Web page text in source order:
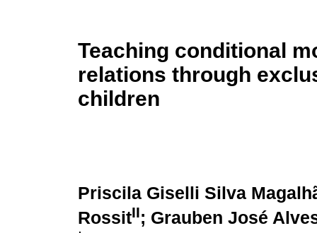
Teaching conditional
relations through
children
Priscila Giselli Silva
RossitII; Grauben José